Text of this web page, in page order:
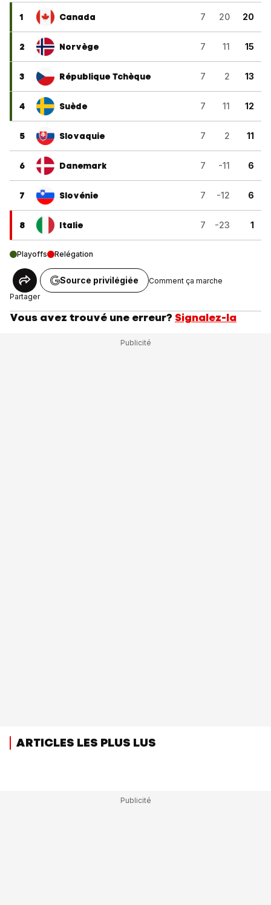
1 Canada 7 20 20
2 Norvège 7 11 15
3 République Tchèque 7 2 13
4 Suède 7 11 12
5 Slovaquie 7 2 11
6 Danemark 7 -11 6
7 Slovénie 7 -12 6
8 Italie 7 -23 1
Playoffs Relégation
Partager
Source privilégiée Comment ça marche
Vous avez trouvé une erreur? Signalez-la
ARTICLES LES PLUS LUS